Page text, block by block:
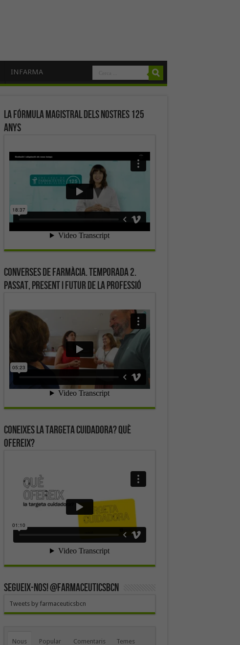
INFARMA
La fórmula magistral dels nostres 125
anys
Converses de farmàcia. Temporada 2.
Passat, present i futur de la professió
Coneixes la targeta cuidadora? Què
ofereix?
SEGUEIX-NOS! @farmaceuticsbcn
Tweets by farmaceuticsbcn
Nous Popular Comentaris Temes